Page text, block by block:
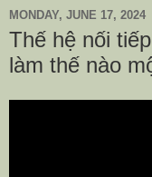
MONDAY, JUNE 17, 2024
Thế hệ nối
làm thế nào